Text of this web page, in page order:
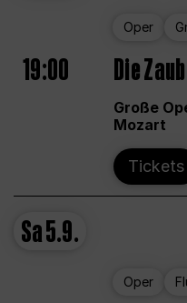
Oper
19:00 Die
Große
Mozart
Tickets
Sa5.9.
Oper